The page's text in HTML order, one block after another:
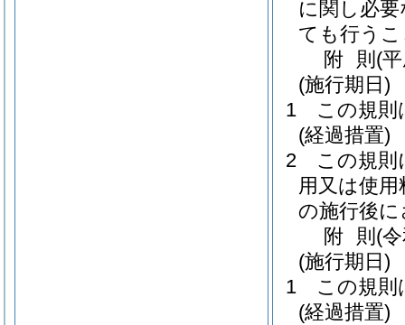
に関し必
ても行う
附 則 (
(施行期日)
1
この規則
(経過措置)
2
この規則
用又は使
の施行後
附 則 (
(施行期日)
1
この規則
(経過措置)